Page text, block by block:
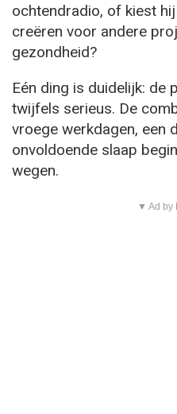
ochtendradio, of kiest
creëren voor andere
gezondheid?
Eén ding is duidelijk: de
twijfels serieus. De
vroege werkdagen, een
onvoldoende slaap
wegen.
▼ Ad by